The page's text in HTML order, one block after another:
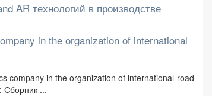
AR технологий в производстве
in the organization of international
company in the organization of international road
Сборник ...